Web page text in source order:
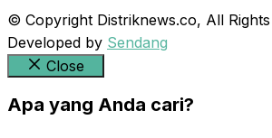
© Copyright Distriknews.co, All Rights
Developed by Sendang
Close
Apa yang Anda cari?